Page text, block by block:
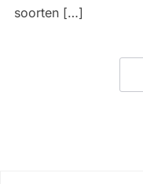
soorten […]